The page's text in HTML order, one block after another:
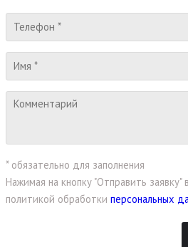
* обязательно для заполнения
Нажимая на кнопку "Отправить заявку"
политикой обработки персональных